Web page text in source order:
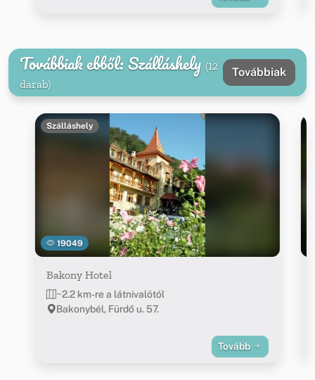
Továbbiak ebből: Szálláshely (12
darab)
Továbbiak
19049
Szálláshely
Bakony Hotel
~2.2 km-re a látnivalótól
Bakonybél, Fürdő u. 57.
Tovább